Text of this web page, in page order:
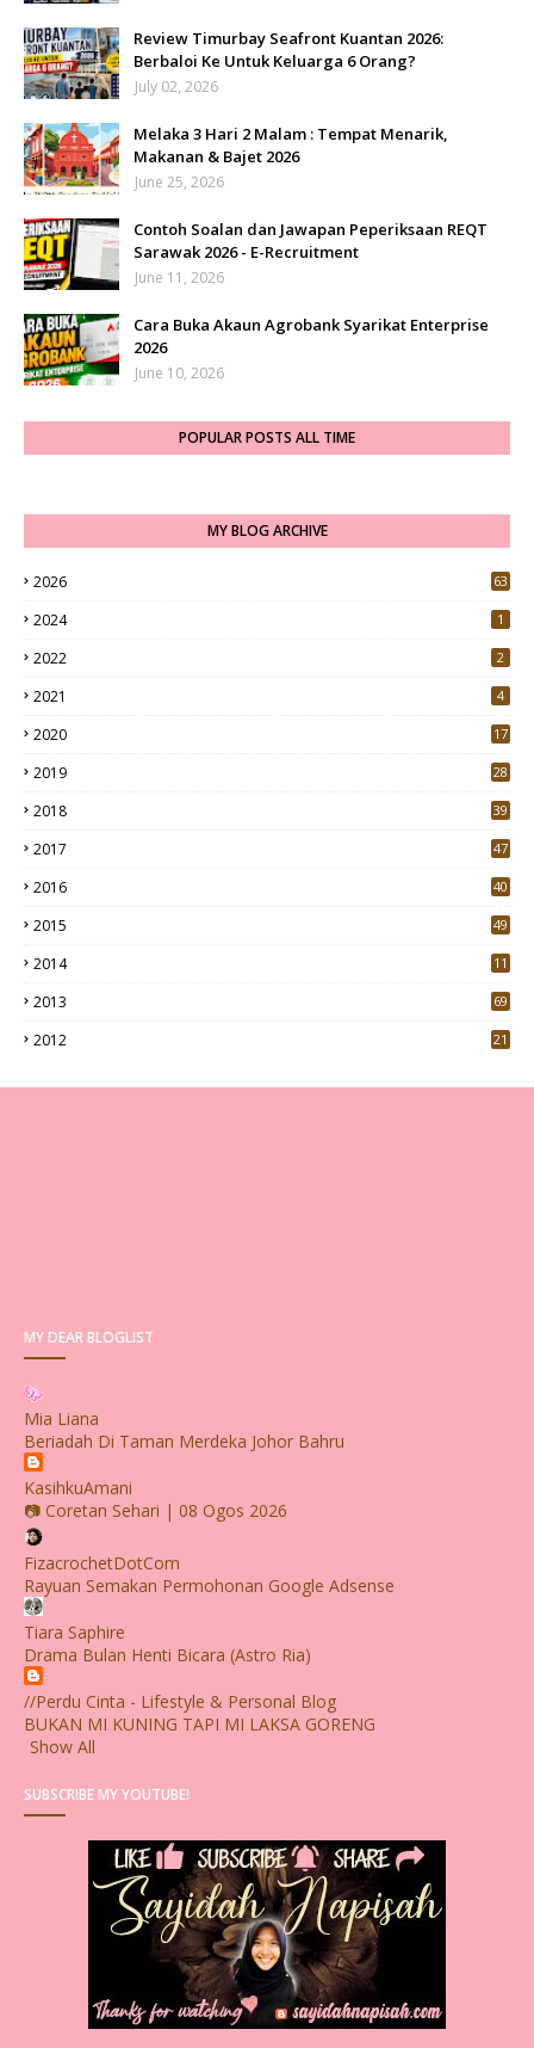
Review Timurbay Seafront Kuantan 2026:
Berbaloi Ke Untuk Keluarga 6 Orang?
July 02, 2026
Melaka 3 Hari 2 Malam : Tempat Menarik,
Makanan & Bajet 2026
June 25, 2026
Contoh Soalan dan Jawapan Peperiksaan REQT
Sarawak 2026 - E-Recruitment
June 11, 2026
Cara Buka Akaun Agrobank Syarikat Enterprise
2026
June 10, 2026
POPULAR POSTS ALL TIME
MY BLOG ARCHIVE
2026 63
2024 1
2022 2
2021 4
2020
17
2019
28
2018
39
2017
47
2016
40
2015
49
2014 11
2013 69
2012 21
MY DEAR BLOGLIST
Mia Liana
Beriadah Di Taman Merdeka Johor Bahru
KasihkuAmani
📷 Coretan Sehari | 08 Ogos 2026
FizacrochetDotCom
Rayuan Semakan Permohonan Google Adsense
Tiara Saphire
Drama Bulan Henti Bicara (Astro Ria)
//Perdu Cinta - Lifestyle & Personal Blog
BUKAN MI KUNING TAPI MI LAKSA GORENG
Show All
SUBSCRIBE MY YOUTUBE!